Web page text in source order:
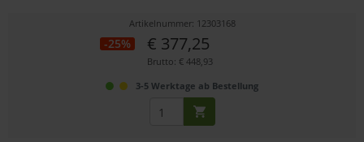
Artikelnummer: 12303168
-25% € 377,25
Brutto: € 448,93
3-5 Werktage ab Bestellung